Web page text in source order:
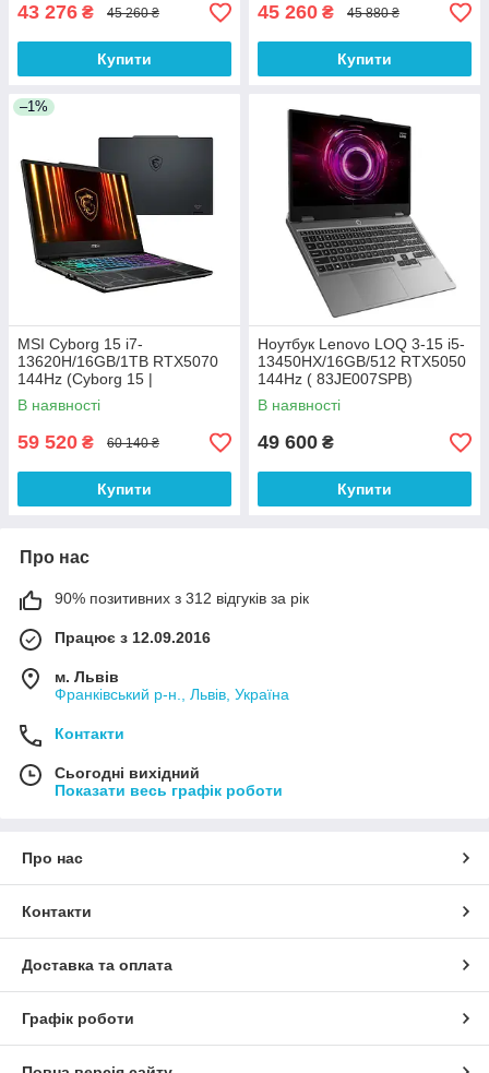
43 276 ₴ 45 260 ₴
Купити
45 260 ₴ 45 880 ₴
Купити
–1%
MSI Cyborg 15 i7-
13620H/16GB/1TB RTX5070
144Hz (Cyborg 15 |
B13WGKG-630XPL)
В наявності
59 520 ₴ 60 140 ₴
Купити
Ноутбук Lenovo LOQ 3-15 i5-
13450HX/16GB/512 RTX5050
144Hz ( 83JE007SPB)
В наявності
49 600 ₴
Купити
Про нас
90% позитивних з 312 відгуків за рік
Працює з 12.09.2016
м. Львів
Франківський р-н., Львів, Україна
Контакти
Сьогодні вихідний
Показати весь графік роботи
Про нас
Контакти
Доставка та оплата
Графік роботи